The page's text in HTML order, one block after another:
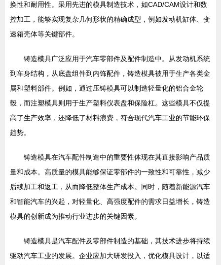
换性和耐用性。采用先进的模具制造技术，如CAD/CAM设计和数
控加工，能够实现复杂几何形状的精确成型，例如发动机缸体、变
速箱壳体等关键部件。
铸造模具广泛应用于汽车零部件及配件制造中。从发动机系统
到车身结构，从底盘组件到内饰配件，铸造模具被用于生产各类金
属和塑料部件。例如，通过压铸模具可以制造轻量化的铝合金轮
毂，而注塑模具则用于生产塑料仪表盘和保险杠。这些模具不仅提
高了生产效率，还降低了材料浪费，符合现代汽车工业的节能环保
趋势。
铸造模具在汽车配件制造中的重要性体现在其直接影响产品质
量和成本。高质量的模具能够保证零部件的一致性和可靠性，减少
后续加工和返工，从而降低整体生产成本。同时，随着新能源汽车
和智能汽车的兴起，对轻量化、高强度配件的需求日益增长，铸造
模具的创新成为推动行业进步的关键因素。
铸造模具是汽车配件及零部件制造的基础，其技术进步将持续
驱动汽车工业的发展。企业应加大研发投入，优化模具设计，以适